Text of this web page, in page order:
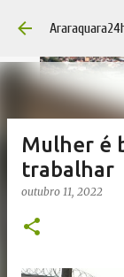
Mulher é
trabalhar
outubro 11, 2022